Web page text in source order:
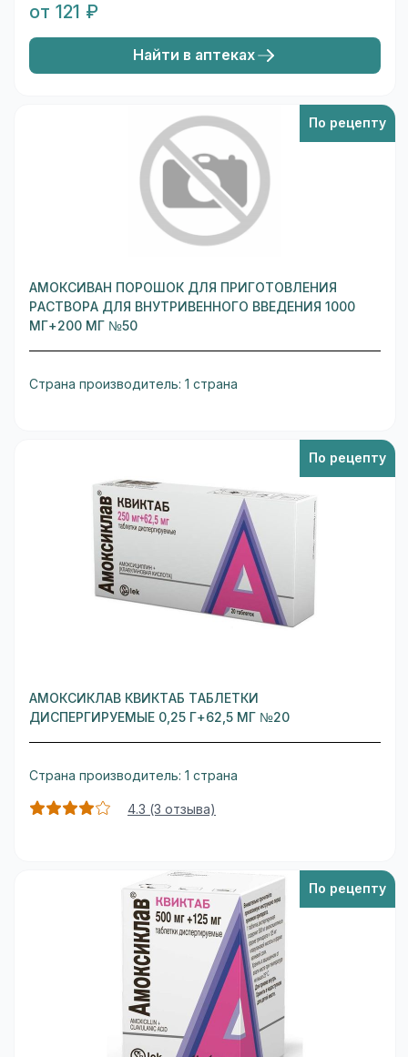
от 121 ₽
Найти в аптеках
По рецепту
АМОКСИВАН ПОРОШОК ДЛЯ ПРИГОТОВЛЕНИЯ
РАСТВОРА ДЛЯ ВНУТРИВЕННОГО ВВЕДЕНИЯ 1000
МГ+200 МГ №50
Страна производитель: 1 страна
По рецепту
АМОКСИКЛАВ КВИКТАБ ТАБЛЕТКИ
ДИСПЕРГИРУЕМЫЕ 0,25 Г+62,5 МГ №20
Страна производитель: 1 страна
4.3 (3 отзыва)
По рецепту